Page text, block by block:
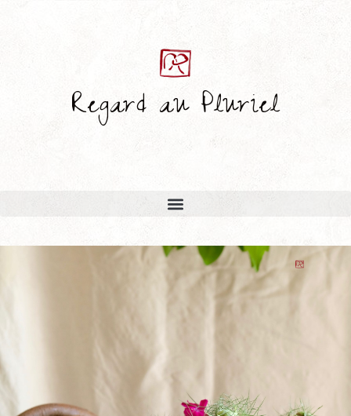
Regard au Pluriel